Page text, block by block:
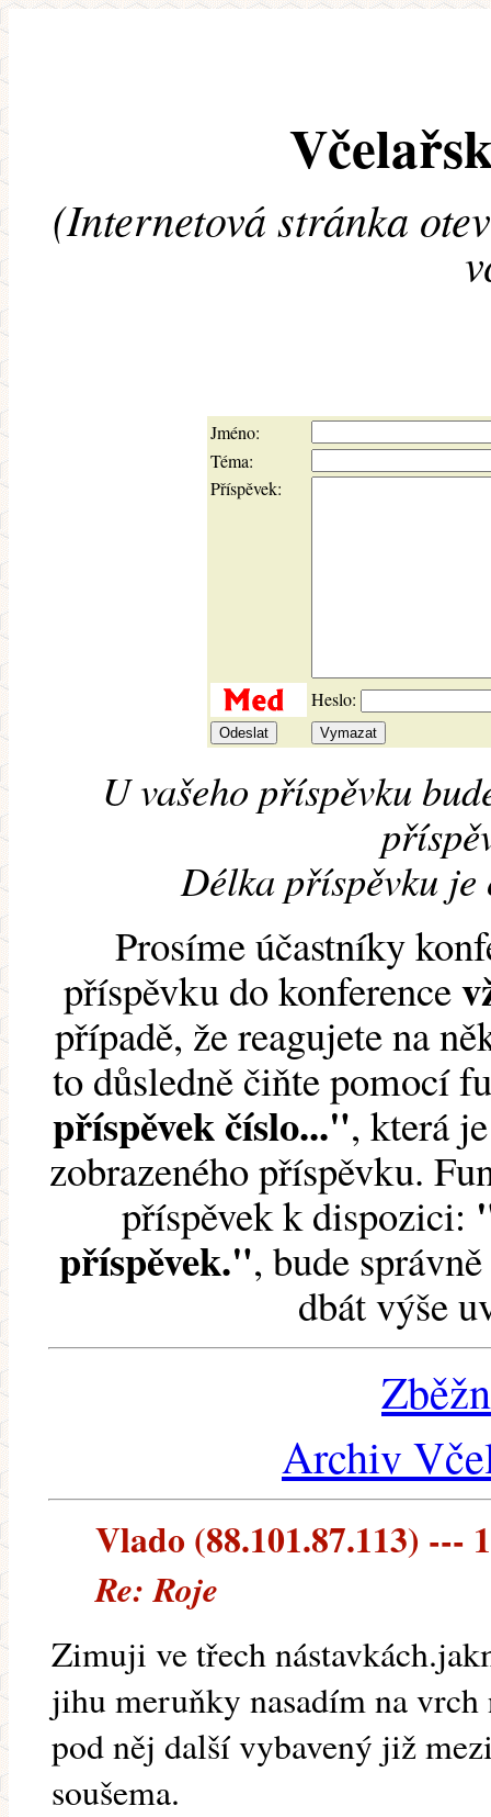
(Internetová stránka
Jméno:
Téma:
Příspěvek:
Heslo:
U vašeho příspěvku
Délka příspěvku je
Prosíme účastníky
příspěvku do konference
případě, že reagujete na
to důsledně čiňte pomocí
příspěvek číslo...", která
zobrazeného příspěvku.
příspěvek k dispozici:
příspěvek.", bude
dbát výše
Archiv
Vlado (88.101.87.113) ---
Re: Roje
Zimuji ve třech
jihu meruňky nasadím na vrch
pod něj další vybavený již
soušema.